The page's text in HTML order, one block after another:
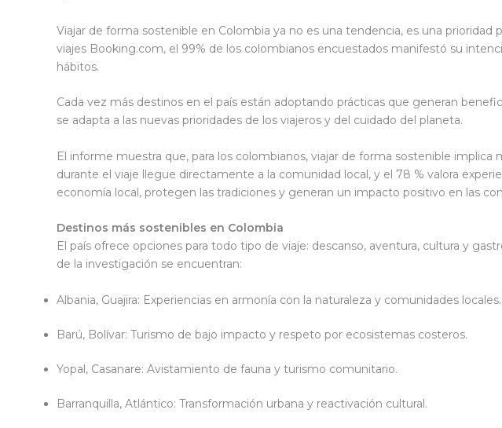
Viajar de forma sostenible en Colombia ya no es una tendencia, es una prioridad
viajes Booking.com, el 99% de los colombianos encuestados manifestó su
hábitos.
Cada vez más destinos en el país están adoptando prácticas que generan
se adapta a las nuevas prioridades de los viajeros y del cuidado del planeta.
El informe muestra que, para los colombianos, viajar de forma sostenible
durante el viaje llegue directamente a la comunidad local, y el 78 % valora
economía local, protegen las tradiciones y generan un impacto positivo en las
Destinos más sostenibles en Colombia
El país ofrece opciones para todo tipo de viaje: descanso, aventura, cultura y
de la investigación se encuentran:
Albania, Guajira: Experiencias en armonía con la naturaleza y comunidades locales.
Barú, Bolívar: Turismo de bajo impacto y respeto por ecosistemas costeros.
Yopal, Casanare: Avistamiento de fauna y turismo comunitario.
Barranquilla, Atlántico: Transformación urbana y reactivación cultural.